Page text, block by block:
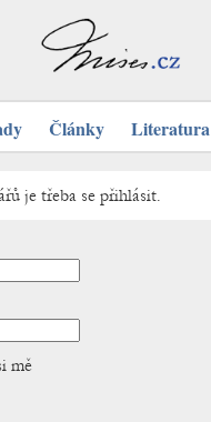
Články Literatura
je třeba se přihlásit.
mě